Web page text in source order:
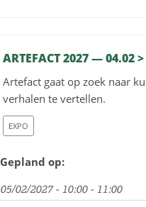
ARTEFACT 2027 — 04.02
Artefact gaat op zoek naar
verhalen te vertellen.
EXPO
Gepland op:
05/02/2027 - 10:00 - 11:00